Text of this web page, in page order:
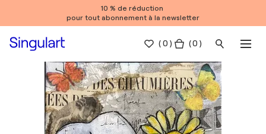
10 % de réduction
pour tout abonnement à la newsletter
(0 ) ( 0 )